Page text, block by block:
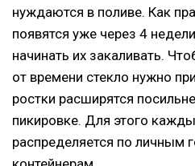
нуждаются в поливе. Как
появятся уже через 4
начинать их закаливать.
от времени стекло нужно
ростки расширятся
пикировке. Для этого
распределяется по личным